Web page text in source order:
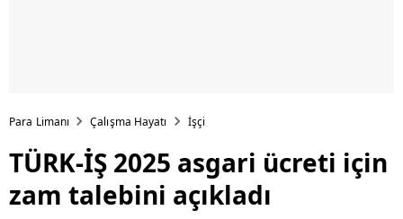
Para Limanı Çalışma Hayatı İşçi
TÜRK-İŞ 2025 asgari ücreti için
zam talebini açıkladı